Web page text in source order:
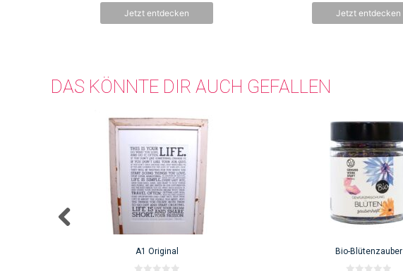
5
Jetzt entdecken
5
Jetzt entdecken
DAS KÖNNTE DIR AUCH GEFALLEN
A1 Original Bio-Blütenzauber